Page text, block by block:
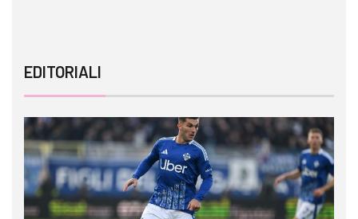
EDITORIALI